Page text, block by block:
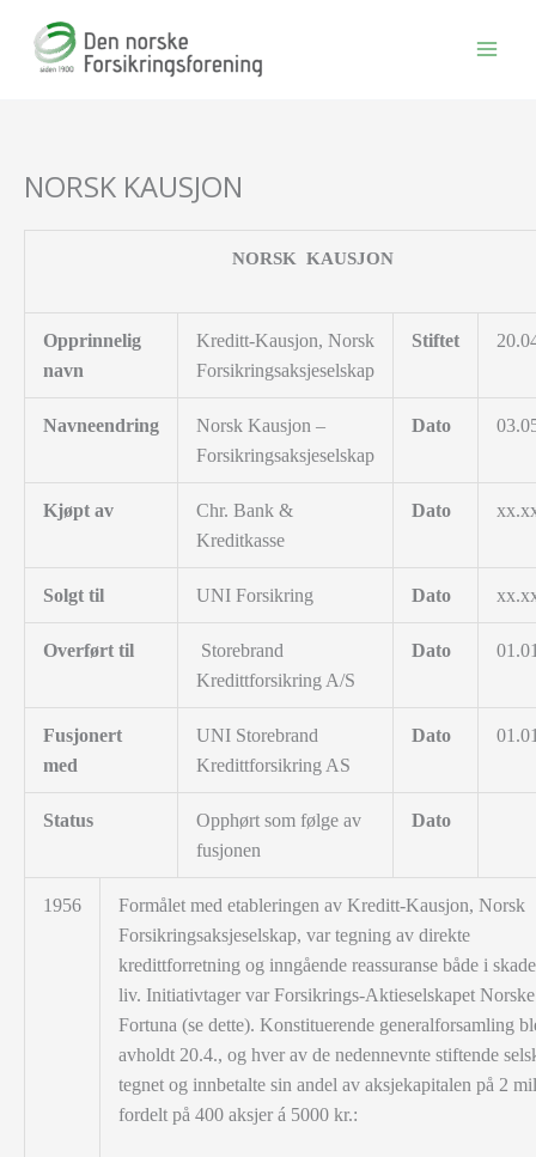
NORSK KAUSJON
NORSK KAUSJON
Opprinnelig
navn
Kreditt-Kausjon, Norsk
Forsikringsaksjeselskap
Stiftet
Navneendring
Norsk Kausjon –
Forsikringsaksjeselskap
Dato
Kjøpt av
Chr. Bank &
Kreditkasse
Dato
Solgt til UNI Forsikring Dato
Overført til
Storebrand
Kredittforsikring A/S
Dato
Fusjonert
med
UNI Storebrand
Kredittforsikring AS
Dato
Status
Opphørt som følge av
fusjonen
Dato
1956
Formålet med etableringen av Kreditt-Kausjon, Norsk
Forsikringsaksjeselskap, var tegning av direkte
kredittforretning og inngående reassuranse både i
liv. Initiativtager var Forsikrings-Aktieselskapet Norske
Fortuna (se dette). Konstituerende generalforsamling
avholdt 20.4., og hver av de nedennevnte stiftende
tegnet og innbetalte sin andel av aksjekapitalen på 2
fordelt på 400 aksjer á 5000 kr.: